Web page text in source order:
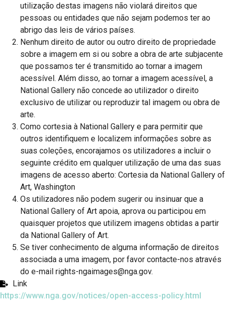
utilização destas imagens não violará direitos que
pessoas ou entidades que não sejam podemos ter ao
abrigo das leis de vários países.
Nenhum direito de autor ou outro direito de propriedade
sobre a imagem em si ou sobre a obra de arte subjacente
que possamos ter é transmitido ao tornar a imagem
acessível. Além disso, ao tornar a imagem acessível, a
National Gallery não concede ao utilizador o direito
exclusivo de utilizar ou reproduzir tal imagem ou obra de
arte.
Como cortesia à National Gallery e para permitir que
outros identifiquem e localizem informações sobre as
suas coleções, encorajamos os utilizadores a incluir o
seguinte crédito em qualquer utilização de uma das suas
imagens de acesso aberto: Cortesia da National Gallery of
Art, Washington
Os utilizadores não podem sugerir ou insinuar que a
National Gallery of Art apoia, aprova ou participou em
quaisquer projetos que utilizem imagens obtidas a partir
da National Gallery of Art.
Se tiver conhecimento de alguma informação de direitos
associada a uma imagem, por favor contacte-nos através
do e-mail rights-ngaimages@nga.gov.
Link
https://www.nga.gov/notices/open-access-policy.html